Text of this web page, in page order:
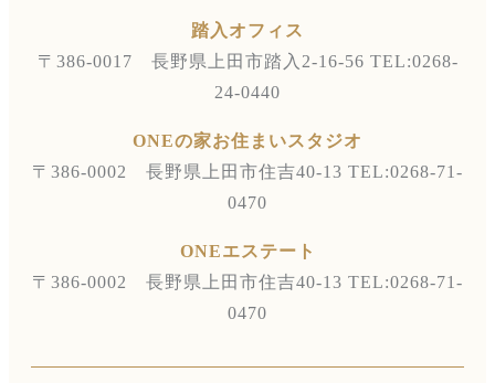
踏入オフィス
〒386-0017 長野県上田市踏入2-16-56 TEL:0268-
24-0440
ONEの家お住まいスタジオ
〒386-0002 長野県上田市住吉40-13 TEL:0268-71-
0470
ONEエステート
〒386-0002 長野県上田市住吉40-13 TEL:0268-71-
0470